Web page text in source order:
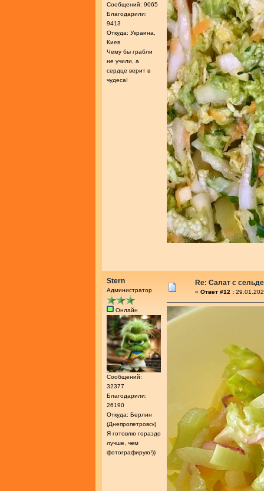
Сообщений: 9065
Благодарили:
9413
Откуда: Украина,
Киев
Чему бы грабли
не учили, а
сердце верит в
чудеса!
Stern
Администратор
Онлайн
Сообщений:
32377
Благодарили:
26190
Откуда: Берлин
(Днепропетровск)
Я готовлю гораздо
лучше, чем
фотографирую!))
Re: Салат с
« Ответ #12 :